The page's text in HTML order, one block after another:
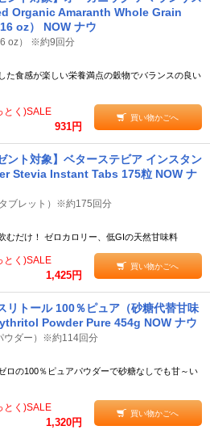
Organic Amaranth Whole Grain
oz） NOW ナウ
oz） ※約9回分
た食感が楽しい栄養満点の穀物でバランスの良い
とく)SALE
931円
買い物かごへ
ント対象】ベターステビア インスタン
Stevia Instant Tabs 175粒 NOW ナ
ブレット）※約175回分
むだけ！ ゼロカロリー、低GIの天然甘味料
とく)SALE
1,425円
買い物かごへ
リトール 100％ピュア（砂糖代替甘味
Powder Pure 454g NOW ナウ
ウダー）※約114回分
ロの100％ピュアパウダーで砂糖なしでも甘～い
とく)SALE
1,320円
買い物かごへ